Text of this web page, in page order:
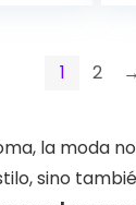
1 2 →
la moda
sino